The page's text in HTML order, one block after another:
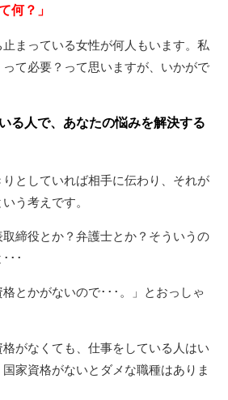
何？」
まっている女性が何人もいます。私
て必要？って思いますが、いかがで
る人で、あなたの悩みを解決する
としていれば相手に伝わり、それが
う考えです。
締役とか？弁護士とか？そういうの
･･
格とかがないので･･･。」とおっしゃ
がなくても、仕事をしている人はい
家資格がないとダメな職種はありま